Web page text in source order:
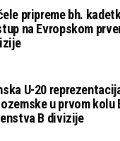
pripreme bh.
na Evropskom
U-20
u prvom kolu
B divizije